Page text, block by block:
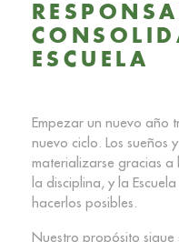
ESCUELA
Empezar un nuevo año
nuevo ciclo. Los sueños
materializarse gracias
la disciplina, y la
hacerlos posibles.
Nuestro propósito sigue